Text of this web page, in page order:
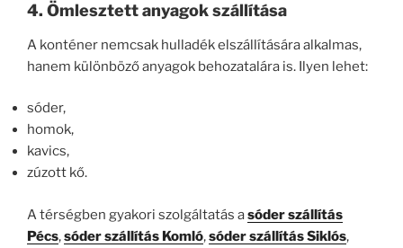
4. Ömlesztett anyagok szállítása
A konténer nemcsak hulladék elszállítására alkalmas,
hanem különböző anyagok behozatalára is. Ilyen lehet:
sóder,
homok,
kavics,
zúzott kő.
A térségben gyakori szolgáltatás asóder szállítás
Pécs,sóder szállítás Komló,sóder szállítás Siklós,